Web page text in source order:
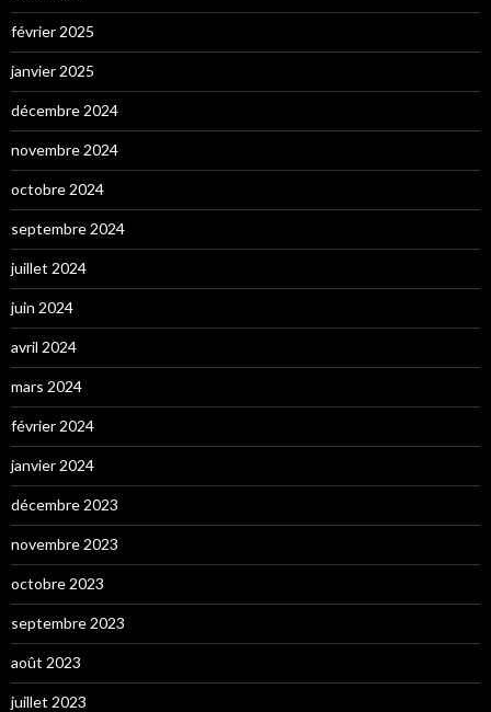
février 2025
janvier 2025
décembre 2024
novembre 2024
octobre 2024
septembre 2024
juillet 2024
juin 2024
avril 2024
mars 2024
février 2024
janvier 2024
décembre 2023
novembre 2023
octobre 2023
septembre 2023
août 2023
juillet 2023